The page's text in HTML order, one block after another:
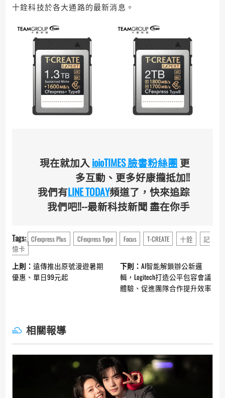
十銓科技於各大通路的最新消息。
現在就加入ioioTIMES 臉書粉絲團更
多互動、更多好康攏抵加!!
我們有LINE TODAY頻道了，快來追踪
我們吧!!--最新科技新聞 盡在你手
Tags: CFexpress Plus CFexpress Type Focus T-CREATE 十銓
記
憶卡
Continue
Reading
上則： 遠傳推出原號漫遊暑期
優惠、單日99元起
下則： AI智能解鎖辦公新邏
輯，Logitech打造公平包容會議
體驗、促進團隊合作提升效率
相關報導